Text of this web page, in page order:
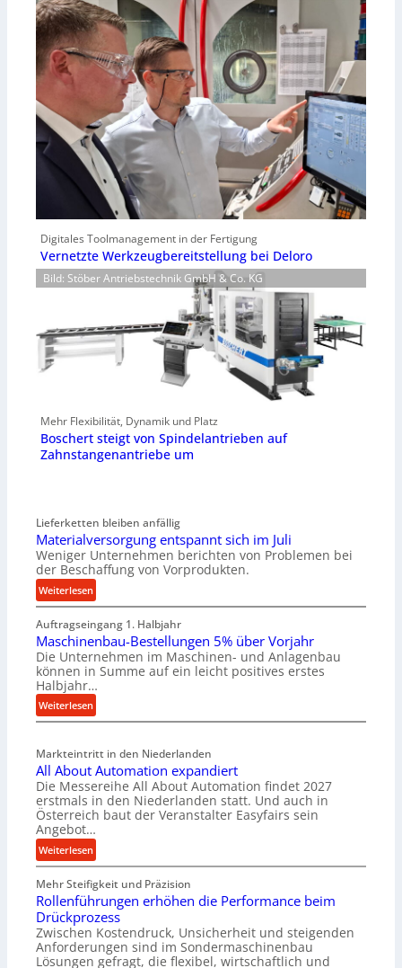
Digitales Toolmanagement in der Fertigung
Vernetzte Werkzeugbereitstellung bei Deloro
Bild: Stöber Antriebstechnik GmbH & Co. KG
Mehr Flexibilität, Dynamik und Platz
Boschert steigt von Spindelantrieben auf
Zahnstangenantriebe um
Lieferketten bleiben anfällig
Materialversorgung entspannt sich im Juli
Weniger Unternehmen berichten von Problemen bei
der Beschaffung von Vorprodukten.
Weiterlesen:
M
a
t
e
r
i
a
l
e
r
s
o
u
n
g
e
n
t
s
Auftragseingang 1. Halbjahr
Maschinenbau-Bestellungen 5% über Vorjahr
Die Unternehmen im Maschinen- und Anlagenbau
können in Summe auf ein leicht positives erstes
Halbjahr…
Weiterlesen:
M
s
c
h
i
n
e
n
a
u
-
B
e
Markteintritt in den Niederlanden
All About Automation expandiert
Die Messereihe All About Automation findet 2027
erstmals in den Niederlanden statt. Und auch in
Österreich baut der Veranstalter Easyfairs sein
Angebot…
Weiterlesen:
A
l
l
A
b
o
Mehr Steifigkeit und Präzision
Rollenführungen erhöhen die Performance beim
Drückprozess
Zwischen Kostendruck, Unsicherheit und steigenden
Anforderungen sind im Sondermaschinenbau
Lösungen gefragt, die flexibel, wirtschaftlich und